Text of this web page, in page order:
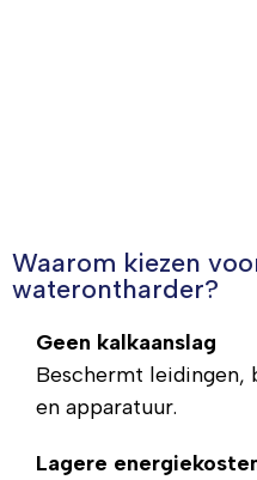
Waarom kiezen
waterontharder?
Geen kalkaanslag
Beschermt
en apparatuur.
Lagere